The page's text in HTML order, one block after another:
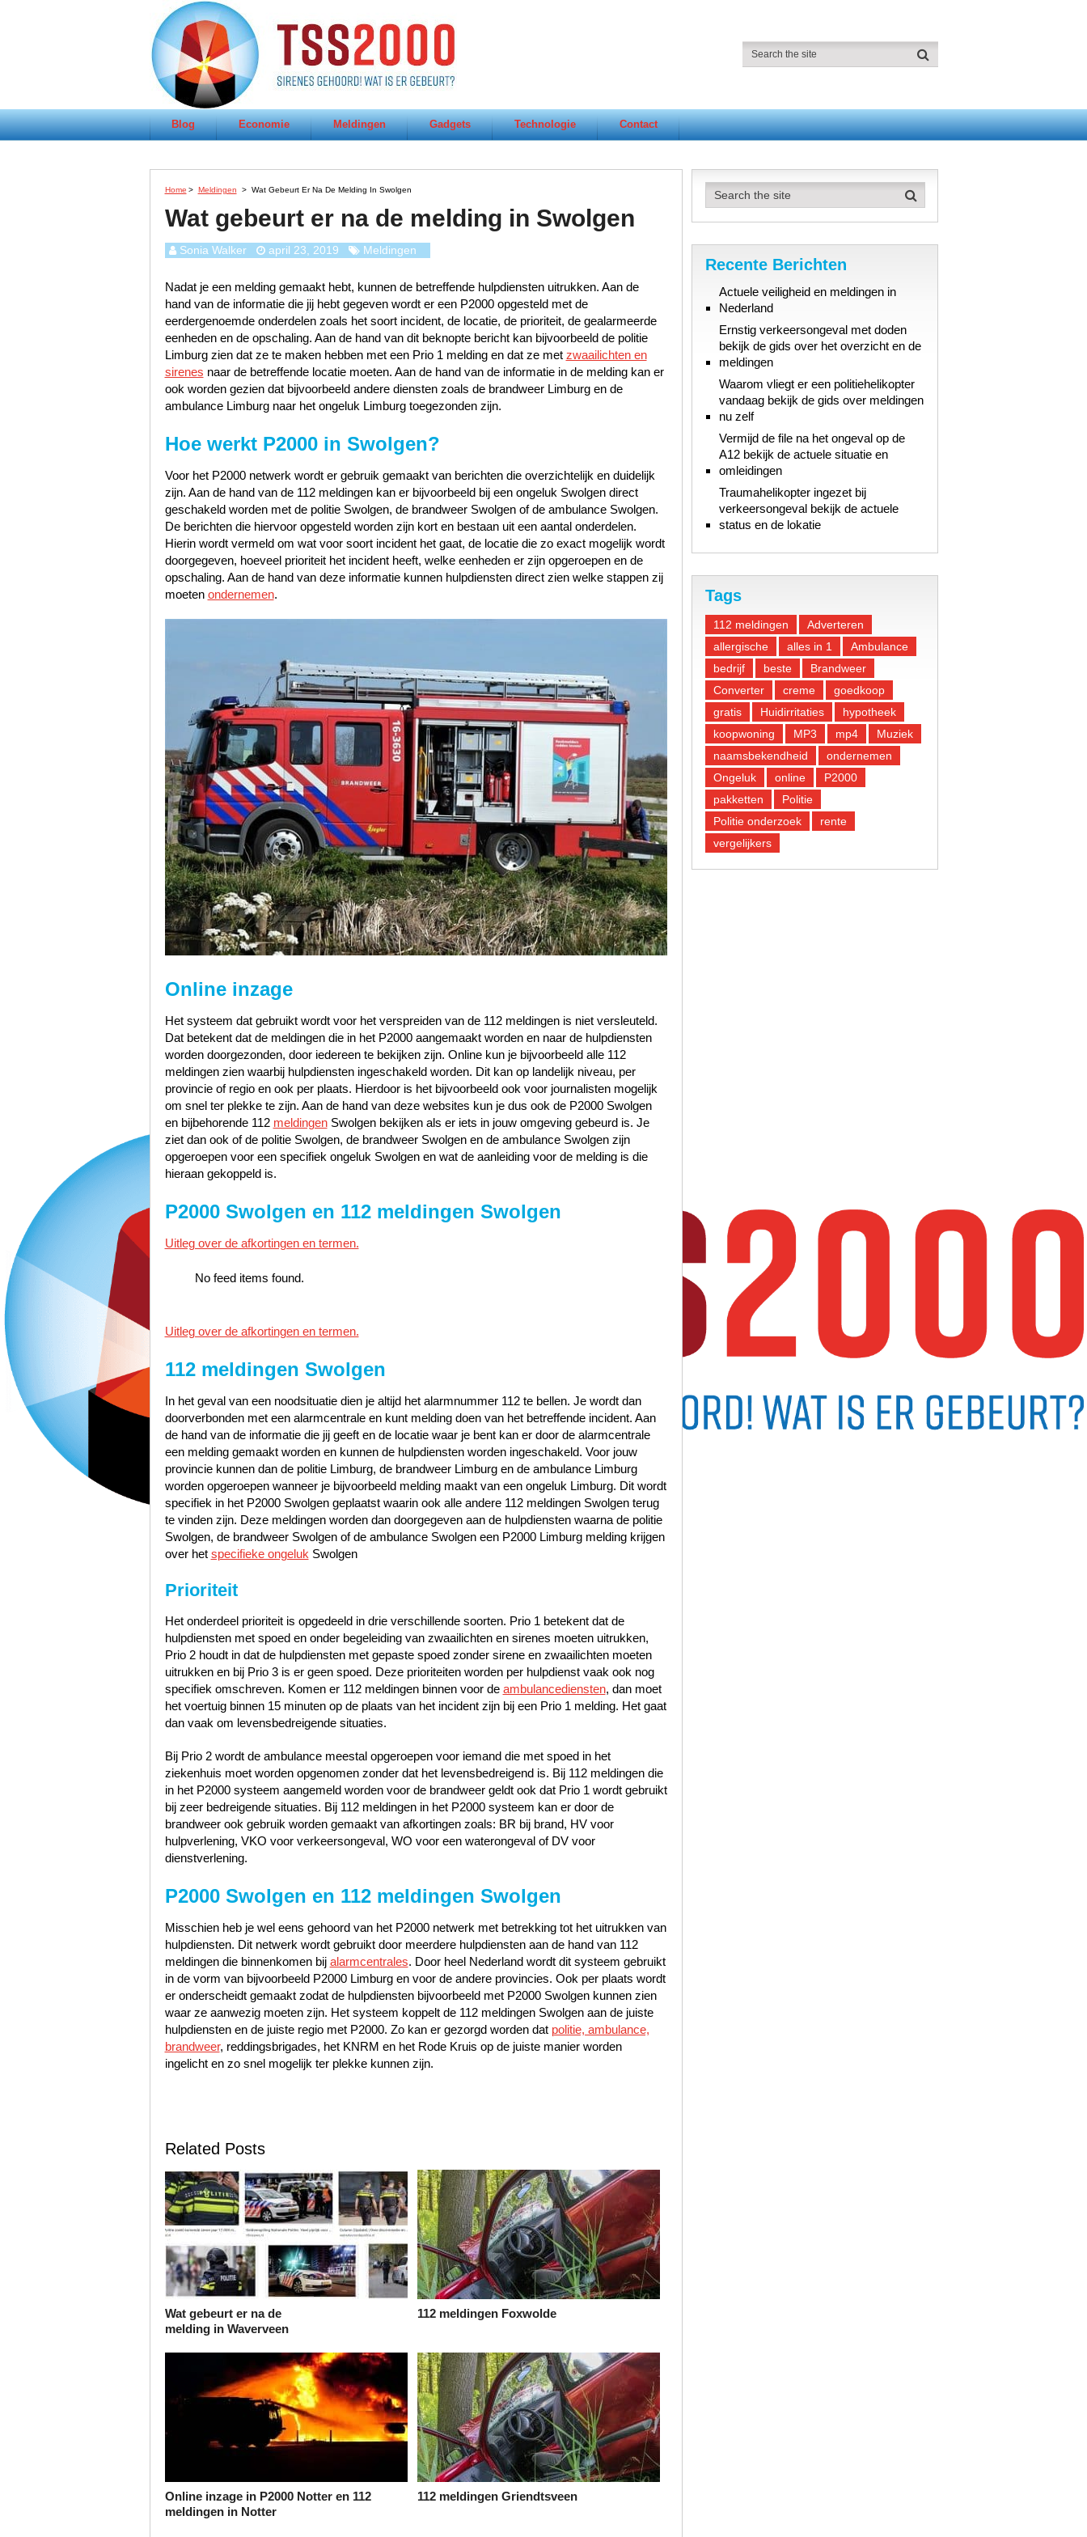
Blog Economie Meldingen Gadgets Technologie Contact
Home > Meldingen > Wat Gebeurt Er Na De Melding In Swolgen
Wat gebeurt er na de melding in Swolgen
Sonia Walker april 23, 2019 Meldingen
Nadat je een melding gemaakt hebt, kunnen de betreffende hulpdiensten uitrukken. Aan de
hand van de informatie die jij hebt gegeven wordt er een P2000 opgesteld met de
eerdergenoemde onderdelen zoals het soort incident, de locatie, de prioriteit, de gealarmeerde
eenheden en de opschaling. Aan de hand van dit beknopte bericht kan bijvoorbeeld de politie
Limburg zien dat ze te maken hebben met een Prio 1 melding en dat ze met zwaailichten en
sirenes naar de betreffende locatie moeten. Aan de hand van de informatie in de melding kan er
ook worden gezien dat bijvoorbeeld andere diensten zoals de brandweer Limburg en de
ambulance Limburg naar het ongeluk Limburg toegezonden zijn.
Hoe werkt P2000 in Swolgen?
Voor het P2000 netwerk wordt er gebruik gemaakt van berichten die overzichtelijk en duidelijk
zijn. Aan de hand van de 112 meldingen kan er bijvoorbeeld bij een ongeluk Swolgen direct
geschakeld worden met de politie Swolgen, de brandweer Swolgen of de ambulance Swolgen.
De berichten die hiervoor opgesteld worden zijn kort en bestaan uit een aantal onderdelen.
Hierin wordt vermeld om wat voor soort incident het gaat, de locatie die zo exact mogelijk wordt
doorgegeven, hoeveel prioriteit het incident heeft, welke eenheden er zijn opgeroepen en de
opschaling. Aan de hand van deze informatie kunnen hulpdiensten direct zien welke stappen zij
moeten ondernemen.
Online inzage
Het systeem dat gebruikt wordt voor het verspreiden van de 112 meldingen is niet versleuteld.
Dat betekent dat de meldingen die in het P2000 aangemaakt worden en naar de hulpdiensten
worden doorgezonden, door iedereen te bekijken zijn. Online kun je bijvoorbeeld alle 112
meldingen zien waarbij hulpdiensten ingeschakeld worden. Dit kan op landelijk niveau, per
provincie of regio en ook per plaats. Hierdoor is het bijvoorbeeld ook voor journalisten mogelijk
om snel ter plekke te zijn. Aan de hand van deze websites kun je dus ook de P2000 Swolgen
en bijbehorende 112 meldingenSwolgen bekijken als er iets in jouw omgeving gebeurd is. Je
ziet dan ook of de politie Swolgen, de brandweer Swolgen en de ambulance Swolgen zijn
opgeroepen voor een specifiek ongeluk Swolgen en wat de aanleiding voor de melding is die
hieraan gekoppeld is.
P2000 Swolgen en 112 meldingen Swolgen
Uitleg over de afkortingen en termen.
No feed items found.
Uitleg over de afkortingen en termen.
112 meldingen Swolgen
In het geval van een noodsituatie dien je altijd het alarmnummer 112 te bellen. Je wordt dan
doorverbonden met een alarmcentrale en kunt melding doen van het betreffende incident. Aan
de hand van de informatie die jij geeft en de locatie waar je bent kan er door de alarmcentrale
een melding gemaakt worden en kunnen de hulpdiensten worden ingeschakeld. Voor jouw
provincie kunnen dan de politie Limburg, de brandweer Limburg en de ambulance Limburg
worden opgeroepen wanneer je bijvoorbeeld melding maakt van een ongeluk Limburg. Dit wordt
specifiek in het P2000 Swolgen geplaatst waarin ook alle andere 112 meldingen Swolgen terug
te vinden zijn. Deze meldingen worden dan doorgegeven aan de hulpdiensten waarna de politie
Swolgen, de brandweer Swolgen of de ambulance Swolgen een P2000 Limburg melding krijgen
over het specifieke ongeluk Swolgen
Prioriteit
Het onderdeel prioriteit is opgedeeld in drie verschillende soorten. Prio 1 betekent dat de
hulpdiensten met spoed en onder begeleiding van zwaailichten en sirenes moeten uitrukken,
Prio 2 houdt in dat de hulpdiensten met gepaste spoed zonder sirene en zwaailichten moeten
uitrukken en bij Prio 3 is er geen spoed. Deze prioriteiten worden per hulpdienst vaak ook nog
specifiek omschreven. Komen er 112 meldingen binnen voor de ambulancediensten, dan moet
het voertuig binnen 15 minuten op de plaats van het incident zijn bij een Prio 1 melding. Het gaat
dan vaak om levensbedreigende situaties.
Bij Prio 2 wordt de ambulance meestal opgeroepen voor iemand die met spoed in het
ziekenhuis moet worden opgenomen zonder dat het levensbedreigend is. Bij 112 meldingen die
in het P2000 systeem aangemeld worden voor de brandweer geldt ook dat Prio 1 wordt gebruikt
bij zeer bedreigende situaties. Bij 112 meldingen in het P2000 systeem kan er door de
brandweer ook gebruik worden gemaakt van afkortingen zoals: BR bij brand, HV voor
hulpverlening, VKO voor verkeersongeval, WO voor een waterongeval of DV voor
dienstverlening.
P2000 Swolgen en 112 meldingen Swolgen
Misschien heb je wel eens gehoord van het P2000 netwerk met betrekking tot het uitrukken van
hulpdiensten. Dit netwerk wordt gebruikt door meerdere hulpdiensten aan de hand van 112
meldingen die binnenkomen bij alarmcentrales. Door heel Nederland wordt dit systeem gebruikt
in de vorm van bijvoorbeeld P2000 Limburg en voor de andere provincies. Ook per plaats wordt
er onderscheidt gemaakt zodat de hulpdiensten bijvoorbeeld met P2000 Swolgen kunnen zien
waar ze aanwezig moeten zijn. Het systeem koppelt de 112 meldingen Swolgen aan de juiste
hulpdiensten en de juiste regio met P2000. Zo kan er gezorgd worden dat politie, ambulance,
brandweer, reddingsbrigades, het KNRM en het Rode Kruis op de juiste manier worden
ingelicht en zo snel mogelijk ter plekke kunnen zijn.
Related Posts
Wat gebeurt er na de
melding in Waverveen
112 meldingen Foxwolde
Online inzage in P2000 Notter en 112
meldingen in Notter
112 meldingen Griendtsveen
Recente Berichten
Actuele veiligheid en meldingen in
Nederland
Ernstig verkeersongeval met doden
bekijk de gids over het overzicht en de
meldingen
Waarom vliegt er een politiehelikopter
vandaag bekijk de gids over meldingen
nu zelf
Vermijd de file na het ongeval op de
A12 bekijk de actuele situatie en
omleidingen
Traumahelikopter ingezet bij
verkeersongeval bekijk de actuele
status en de lokatie
Tags
112 meldingen
Adverteren
allergische
alles in 1
Ambulance
bedrijf
beste
Brandweer
Converter
creme
goedkoop
gratis
Huidirritaties
hypotheek
koopwoning
MP3 mp4
Muziek
naamsbekendheid
ondernemen
Ongeluk
online
P2000
pakketten
Politie
Politie onderzoek
rente
vergelijkers